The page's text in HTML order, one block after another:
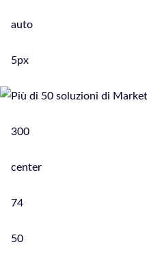
auto
5px
300
center
74
50